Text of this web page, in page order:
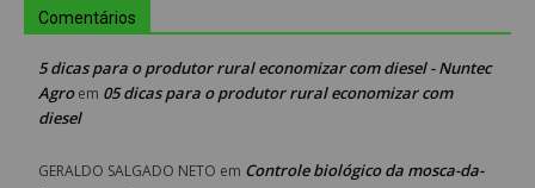
Comentários
5 dicas para o produtor rural economizar com diesel - Nuntec
Agroem 05 dicas para o produtor rural economizar com
diesel
GERALDO SALGADO NETO em Controle biológico da mosca-da-